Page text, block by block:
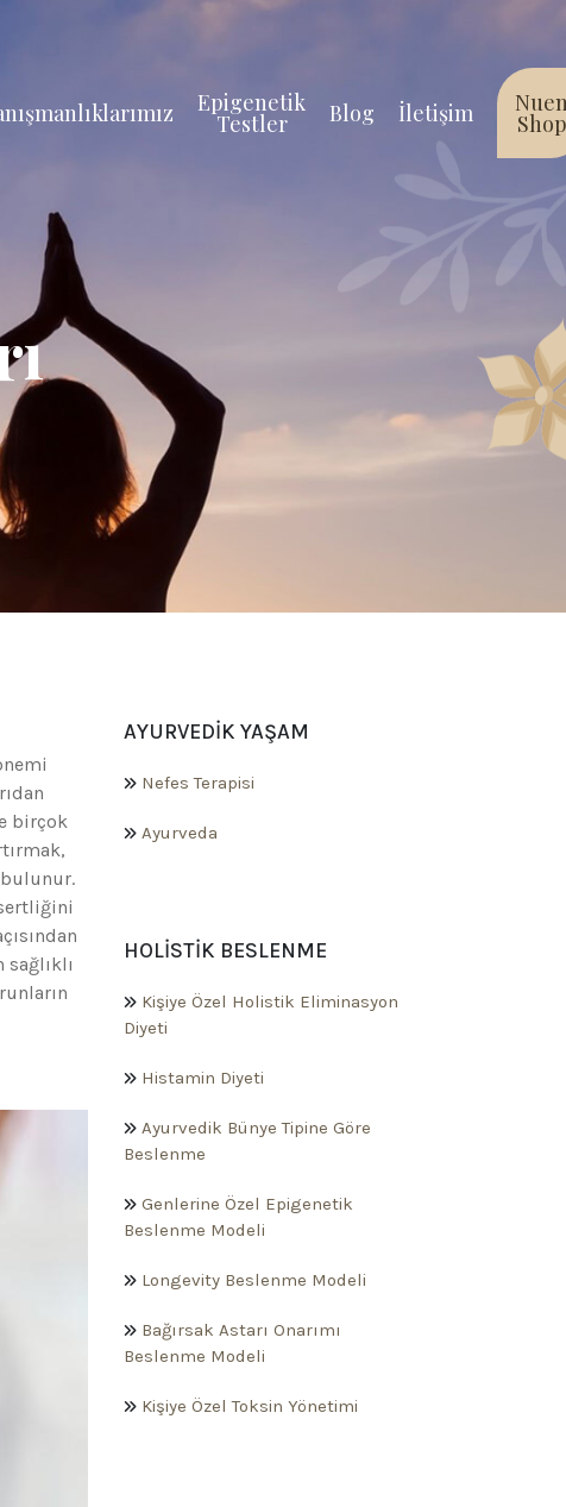
Epigenetik
Testler Blog İletişim Shop
birçok
AYURVEDIK YAŞAM
Nefes Terapisi
Ayurveda
HOLISTIK BESLENME
Kişiye Özel Holistik Eliminasyon
Diyeti
Histamin Diyeti
Ayurvedik Bünye Tipine Göre
Beslenme
Genlerine Özel Epigenetik
Beslenme Modeli
Longevity Beslenme Modeli
Bağırsak Astarı Onarımı
Beslenme Modeli
Kişiye Özel Toksin Yönetimi